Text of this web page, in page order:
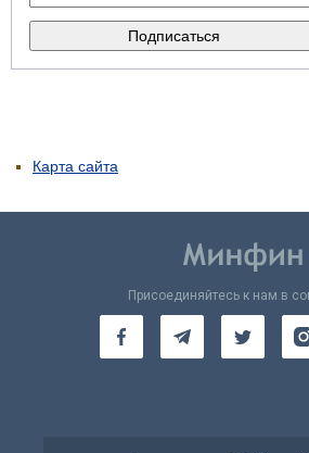
Карта сайта
Присоединяйтесь к нам в